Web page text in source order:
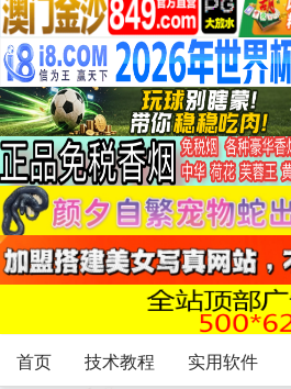
首页 技术教程 实用软件